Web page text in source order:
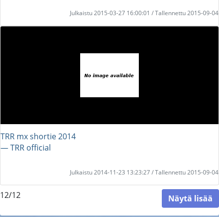
Julkaistu 2015-03-27 16:00:01 / Tallennettu 2015-09-04
TRR mx shortie 2014
― TRR official
Julkaistu 2014-11-23 13:23:27 / Tallennettu 2015-09-04
12/12 Näytä lisää